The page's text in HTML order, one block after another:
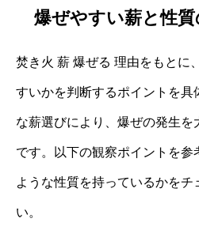
爆ぜやすい薪と性
焚き火 薪 爆ぜる 理由をもとに
すいかを判断するポイントを具
な薪選びにより、爆ぜの発生
です。以下の観察ポイントを
ような性質を持っているかをチ
い。